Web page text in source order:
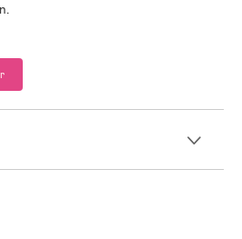
sind.
15 kg (zu den Eltern
Wagen für Dich und Dein
an Modellen, Marken und